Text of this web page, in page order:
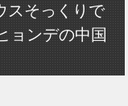
スそっくりで
ンデの中国